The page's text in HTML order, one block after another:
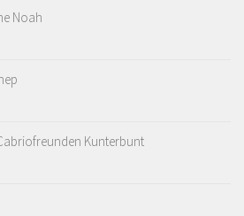
Noah
Kunterbunt